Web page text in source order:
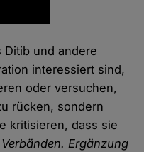
Ditib und andere
interessiert sind,
oder versuchen,
rücken, sondern
kritisieren, dass sie
Ergänzung